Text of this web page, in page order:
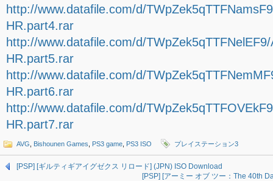
http://www.datafile.com/d/
HR.part4.rar
http://www.datafile.com/d/
HR.part5.rar
http://www.datafile.com/d/
HR.part6.rar
http://www.datafile.com/d/
HR.part7.rar
AVG Bishounen Games PS3 game PS3 ISO プレイステーション3
[PSP] [ギルティギアイグゼクス リロード] (JPN) ISO Download
[PSP] [アーミー オブ ツー：The 40th